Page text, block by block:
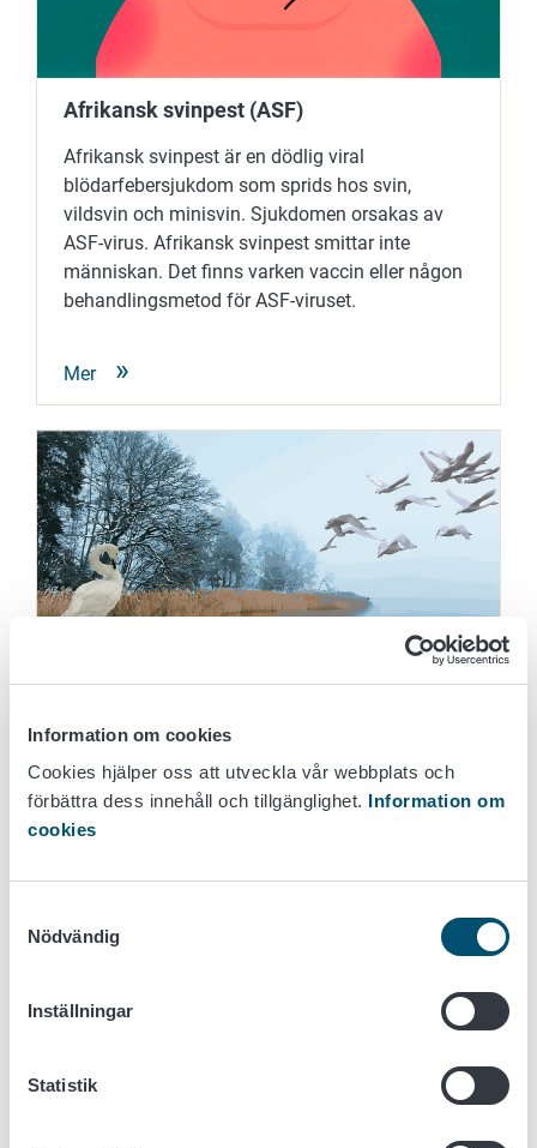
Information om cookies
Cookies hjälper oss att utveckla vår webbplats och
förbättra dess innehåll och tillgänglighet. Information om
cookies
Nödvändig
Inställningar
Statistik
Afrikansk svinpest (ASF)
Afrikansk svinpest är en dödlig viral
blödarfebersjukdom som sprids hos svin,
vildsvin och minisvin. Sjukdomen orsakas av
ASF-virus. Afrikansk svinpest smittar inte
människan. Det finns varken vaccin eller någon
behandlingsmetod för ASF-viruset.
Mer
symtomen på sjukdomen. Kan en katt eller en
hund bli smittad? Hur är det med människan
då? Vad ska man görä, om man misstänker att
Mer
Blogg: Varför övervakas djurhållares registeruppgifter?